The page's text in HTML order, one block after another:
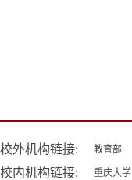
校外机构链接: 教育部
校内机构链接: 重庆大学